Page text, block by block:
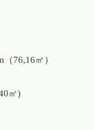
76,16㎡）
㎡)